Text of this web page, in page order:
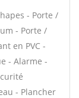
- Porte /
- Porte /
en PVC -
- Alarme -
- Plancher